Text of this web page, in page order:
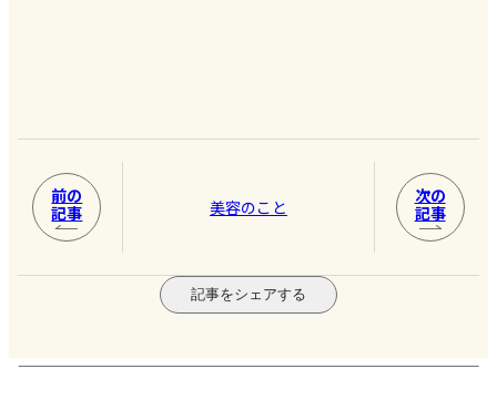
前の
記事
美容のこと
次の
記事
記事をシェアする